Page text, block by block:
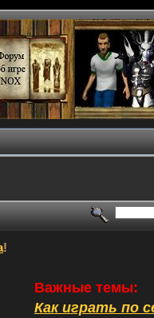
!
Важные темы:
Как играть по